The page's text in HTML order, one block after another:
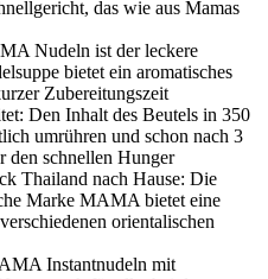
das wie aus Mamas
Nudeln ist der leckere
bietet ein aromatisches
Zubereitungszeit
Den Inhalt des Beutels in 350
umrühren und schon nach 3
den schnellen Hunger
Thailand nach Hause: Die
Marke MAMA bietet eine
orientalischen
Instantnudeln mit